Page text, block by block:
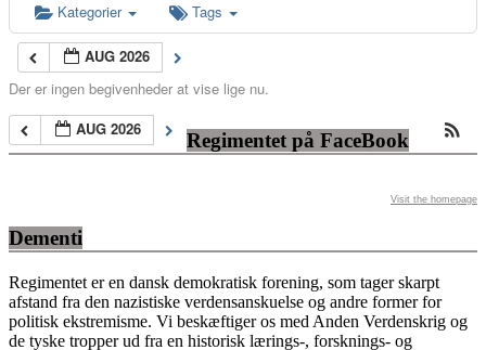
Kategorier Tags
AUG 2026
Der er ingen begivenheder at vise lige nu.
AUG 2026
Regimentet på FaceBook
Visit the homepage
Dementi
Regimentet er en dansk demokratisk forening, som tager skarpt
afstand fra den nazistiske verdensanskuelse og andre former for
politisk ekstremisme. Vi beskæftiger os med Anden Verdenskrig og
de tyske tropper ud fra en historisk lærings-, forsknings- og